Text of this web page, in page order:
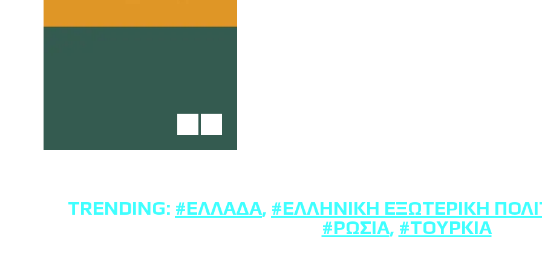
TRENDING: #ΕΛΛΆΔΑ, #ΕΛΛΗΝΙΚΉ ΕΞΩΤΕΡΙΚΉ
#ΡΩΣΊΑ, #ΤΟΥΡΚΊΑ